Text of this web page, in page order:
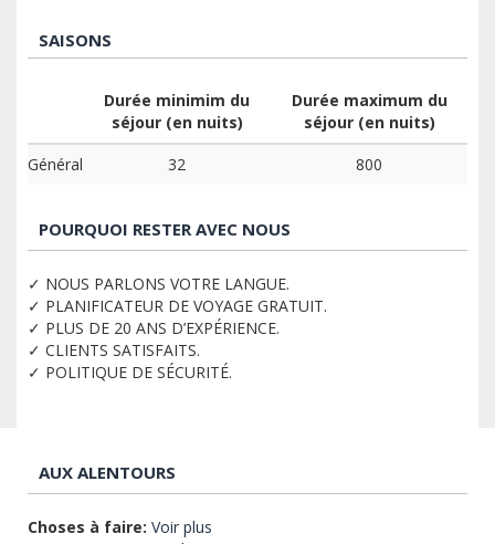
SAISONS
Durée minimim du
séjour (en nuits)
Durée maximum du
séjour (en nuits)
Général
32 800
POURQUOI RESTER AVEC NOUS
✓ NOUS PARLONS VOTRE LANGUE.
✓ PLANIFICATEUR DE VOYAGE GRATUIT.
✓ PLUS DE 20 ANS D’EXPÉRIENCE.
✓ CLIENTS SATISFAITS.
✓ POLITIQUE DE SÉCURITÉ.
AUX ALENTOURS
Choses à faire: Voir plus